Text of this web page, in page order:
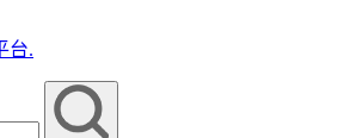
台.